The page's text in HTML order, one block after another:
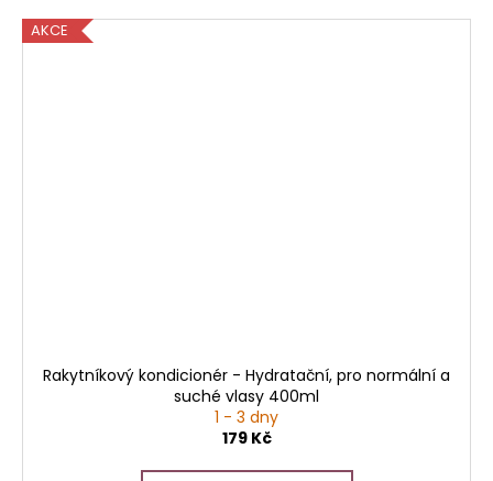
AKCE
Rakytníkový kondicionér - Hydratační, pro normální a
suché vlasy 400ml
1 - 3 dny
179 Kč